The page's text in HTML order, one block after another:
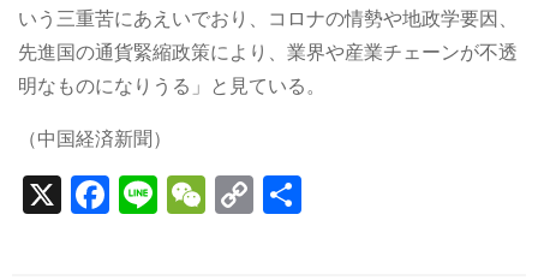
いう三重苦にあえいでおり、コロナの情勢や地政学要因、
先進国の通貨緊縮政策により、業界や産業チェーンが不透
明なものになりうる」と見ている。
（中国経済新聞）
X F
a
Li
n
W
e
C
o